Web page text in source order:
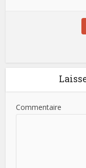
Commentaire